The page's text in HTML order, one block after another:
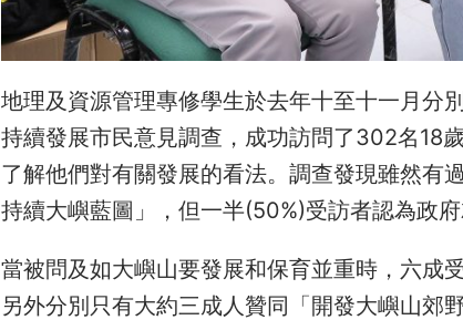
地理及資源管理專修學生於去年十至十一月分
持續發展市民意見調查，成功訪問了302名18
了解他們對有關發展的看法。調查發現雖然有
持續大嶼藍圖」，但一半(50%)受訪者認為政
當被問及如大嶼山要發展和保育並重時，六成
另外分別只有大約三成人贊同「開發大嶼山郊